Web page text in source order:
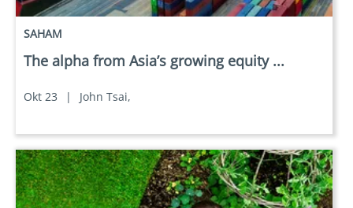
SAHAM
The alpha from Asia’s growing equity ...
Okt 23 | John Tsai,